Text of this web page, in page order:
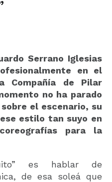
Serrano Iglesias
en el
Compañía de Pilar
no ha parado
el escenario, su
estilo tan suyo en
para la
es hablar de
de esa soleá que